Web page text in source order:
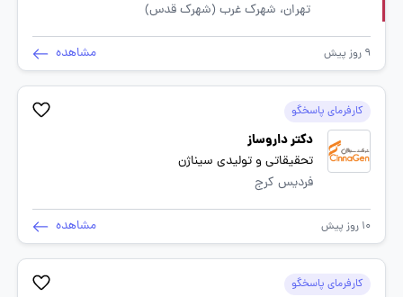
تهران، شهرک غرب (شهرک قدس)
9 روز پیش مشاهده
کارفرمای پاسخگو
دکتر داروساز
تحقیقاتی و تولیدی سیناژن
فردیس کرج
10 روز پیش مشاهده
کارفرمای پاسخگو